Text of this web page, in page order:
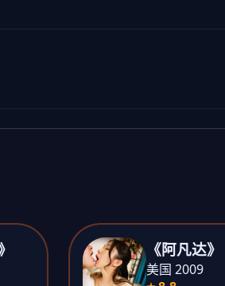
《阿凡达》
美国 2009